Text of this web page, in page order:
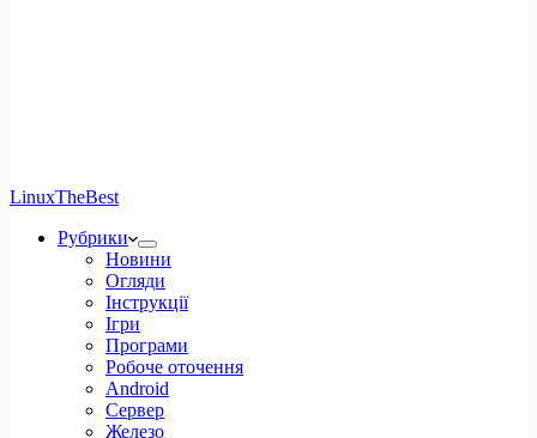
LinuxTheBest
Рубрики
Новини
Огляди
Інструкції
Ігри
Програми
Робоче оточення
Android
Сервер
Железо